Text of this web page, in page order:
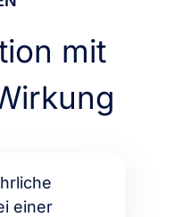
mit
einer